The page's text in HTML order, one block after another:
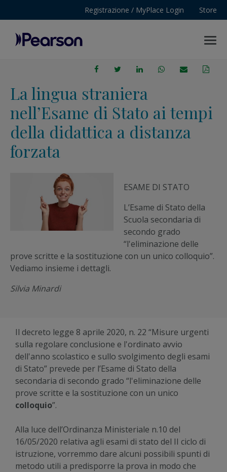
Registrazione / MyPlace Login Store
La lingua straniera
nell’Esame di Stato ai tempi
della didattica a distanza
forzata
ESAME DI STATO
L’Esame di Stato della
Scuola secondaria di
secondo grado
“l'eliminazione delle
prove scritte e la sostituzione con un unico colloquio”.
Vediamo insieme i dettagli.
Silvia Minardi
Il decreto legge 8 aprile 2020, n. 22 “Misure urgenti
sulla regolare conclusione e l'ordinato avvio
dell'anno scolastico e sullo svolgimento degli esami
di Stato” prevede per l’Esame di Stato della
secondaria di secondo grado “l'eliminazione delle
prove scritte e la sostituzione con un unico
colloquio”.
Alla luce dell’Ordinanza Ministeriale n.10 del
16/05/2020 relativa agli esami di stato del II ciclo di
istruzione, vorremmo dare alcuni possibili spunti di
metodo utili a predisporre la prova in modo che